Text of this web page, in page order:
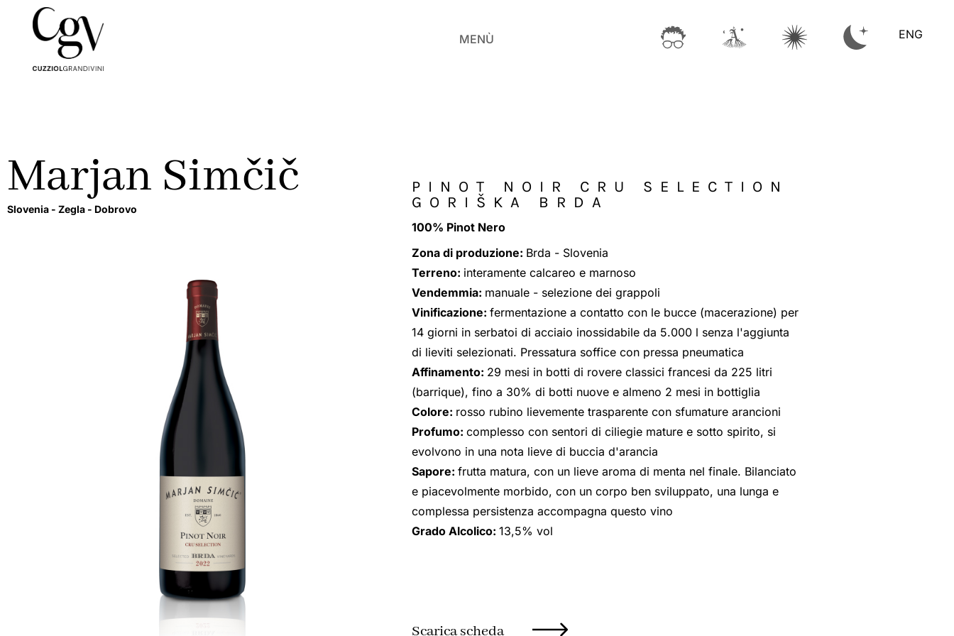
MENÙ ENG
Marjan Simčič
Slovenia - Zegla - Dobrovo
PINOT NOIR CRU SELECTION
GORIŠKA BRDA
100% Pinot Nero
Zona di produzione: Brda - Slovenia
Terreno: interamente calcareo e marnoso
Vendemmia: manuale - selezione dei grappoli
Vinificazione: fermentazione a contatto con le bucce (macerazione) per
14 giorni in serbatoi di acciaio inossidabile da 5.000 l senza l'aggiunta
di lieviti selezionati. Pressatura soffice con pressa pneumatica
Affinamento: 29 mesi in botti di rovere classici francesi da 225 litri
(barrique), fino a 30% di botti nuove e almeno 2 mesi in bottiglia
Colore: rosso rubino lievemente trasparente con sfumature arancioni
Profumo: complesso con sentori di ciliegie mature e sotto spirito, si
evolvono in una nota lieve di buccia d'arancia
Sapore: frutta matura, con un lieve aroma di menta nel finale. Bilanciato
e piacevolmente morbido, con un corpo ben sviluppato, una lunga e
complessa persistenza accompagna questo vino
Grado Alcolico: 13,5% vol
Scarica scheda